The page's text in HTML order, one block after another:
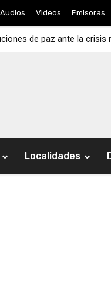
Audios Videos Emisoras
de paz ante la crisis
Localidades